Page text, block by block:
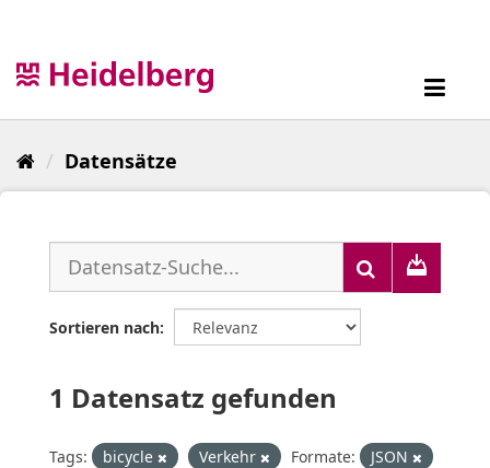
Datensätze
Sortieren nach
1 Datensatz gefunden
Tags: bicycle Verkehr Formate:
JSON